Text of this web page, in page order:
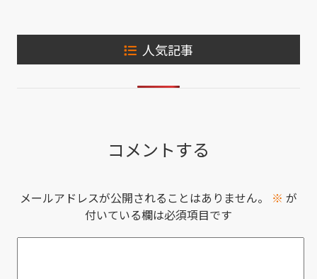
人気記事
コメントする
メールアドレスが公開されることはありません。 ※ が
付いている欄は必須項目です